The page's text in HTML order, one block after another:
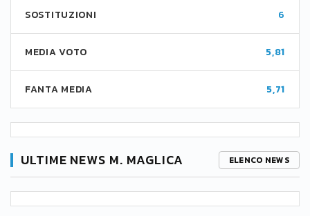
SOSTITUZIONI 6
MEDIA VOTO 5,81
FANTA MEDIA 5,71
ULTIME NEWS M. MAGLICA ELENCO NEWS